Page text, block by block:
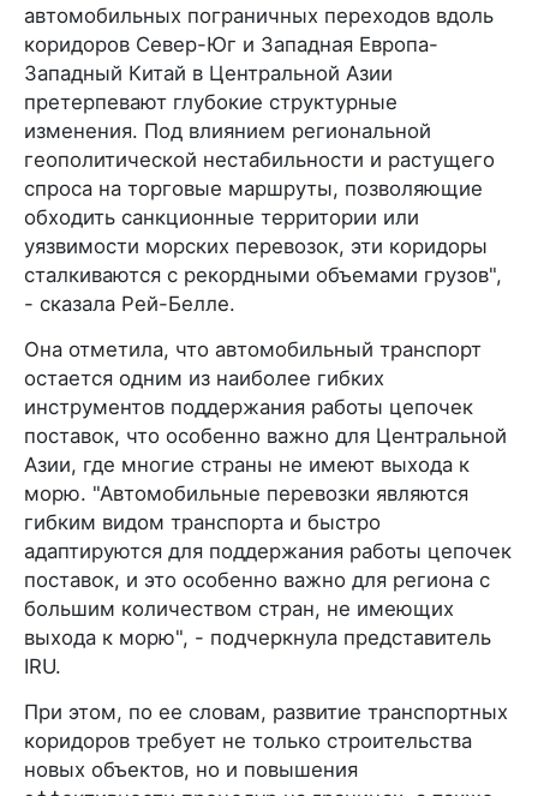
автомобильных пограничных переходов вдоль
коридоров Север-Юг и Западная Европа-
Западный Китай в Центральной Азии
претерпевают глубокие структурные
изменения. Под влиянием региональной
геополитической нестабильности и растущего
спроса на торговые маршруты, позволяющие
обходить санкционные территории или
уязвимости морских перевозок, эти коридоры
сталкиваются с рекордными объемами грузов",
- сказала Рей-Белле.
Она отметила, что автомобильный транспорт
остается одним из наиболее гибких
инструментов поддержания работы цепочек
поставок, что особенно важно для Центральной
Азии, где многие страны не имеют выхода к
морю. "Автомобильные перевозки являются
гибким видом транспорта и быстро
адаптируются для поддержания работы цепочек
поставок, и это особенно важно для региона с
большим количеством стран, не имеющих
выхода к морю", - подчеркнула представитель
IRU.
При этом, по ее словам, развитие транспортных
коридоров требует не только строительства
новых объектов, но и повышения